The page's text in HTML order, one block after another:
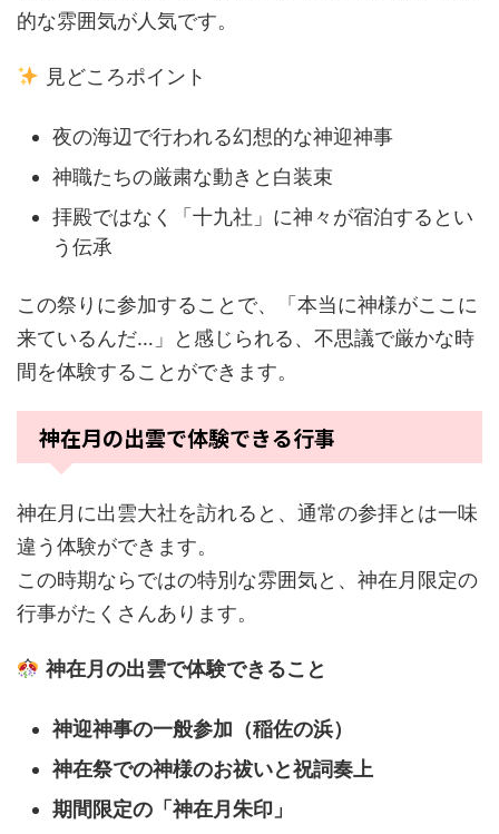
的な雰囲気が人気です。
見どころポイント
夜の海辺で行われる幻想的な神迎神事
神職たちの厳粛な動きと白装束
拝殿ではなく「十九社」に神々が宿泊するとい
う伝承
この祭りに参加することで、「本当に神様がここに
来ているんだ…」と感じられる、不思議で厳かな時
間を体験することができます。
神在月の出雲で体験できる行事
神在月に出雲大社を訪れると、通常の参拝とは一味
違う体験ができます。
この時期ならではの特別な雰囲気と、神在月限定の
行事がたくさんあります。
神在月の出雲で体験できること
神迎神事の一般参加（稲佐の浜）
神在祭での神様のお祓いと祝詞奏上
期間限定の「神在月朱印」